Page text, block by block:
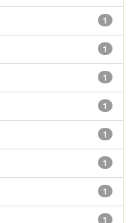
1
1
1
1
1
1
1
1